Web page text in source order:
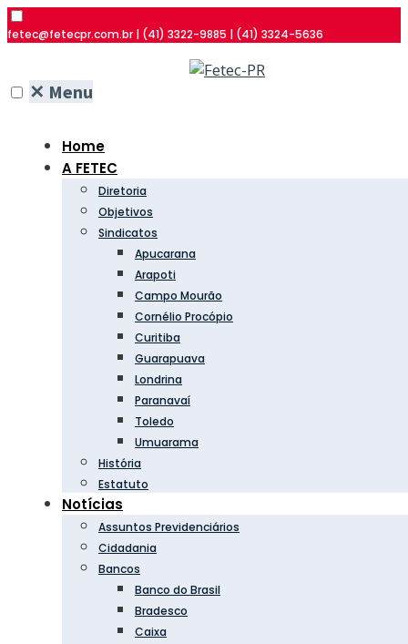
fetec@fetecpr.com.br | (41) 3322-9885 | (41) 3324-5636
✕ Menu
Home
A FETEC
Diretoria
Objetivos
Sindicatos
Apucarana
Arapoti
Campo Mourão
Cornélio Procópio
Curitiba
Guarapuava
Londrina
Paranavaí
Toledo
Umuarama
História
Estatuto
Notícias
Assuntos Previdenciários
Cidadania
Bancos
Banco do Brasil
Bradesco
Caixa